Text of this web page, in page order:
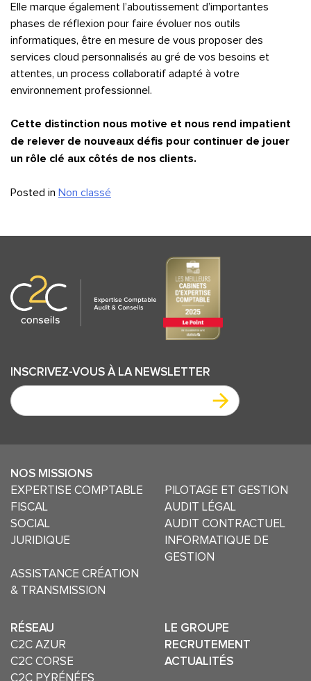
Elle marque également l’aboutissement d’importantes
phases de réflexion pour faire évoluer nos outils
informatiques, être en mesure de vous proposer des
services cloud personnalisés au gré de vos besoins et
attentes, un process collaboratif adapté à votre
environnement professionnel.
Cette distinction nous motive et nous rend impatient
de relever de nouveaux défis pour continuer de jouer
un rôle clé aux côtés de nos clients.
Posted in Non classé
INSCRIVEZ-VOUS À LA NEWSLETTER
NOS MISSIONS
EXPERTISE COMPTABLE
PILOTAGE ET GESTION
FISCAL
AUDIT LÉGAL
SOCIAL
AUDIT CONTRACTUEL
JURIDIQUE
INFORMATIQUE DE
GESTION
ASSISTANCE CRÉATION
& TRANSMISSION
RÉSEAU
C2C AZUR
C2C CORSE
C2C PYRÉNÉES
LE GROUPE
RECRUTEMENT
ACTUALITÉS